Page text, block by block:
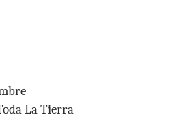
La Tierra